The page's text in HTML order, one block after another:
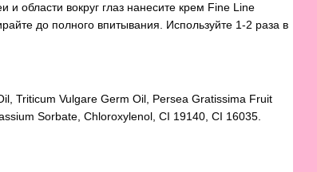
области вокруг глаз нанесите крем Fine Line
до полного впитывания. Используйте 1-2 раза в
Triticum Vulgare Germ Oil, Persea Gratissima Fruit
Sorbate, Chloroxylenol, CI 19140, CI 16035.